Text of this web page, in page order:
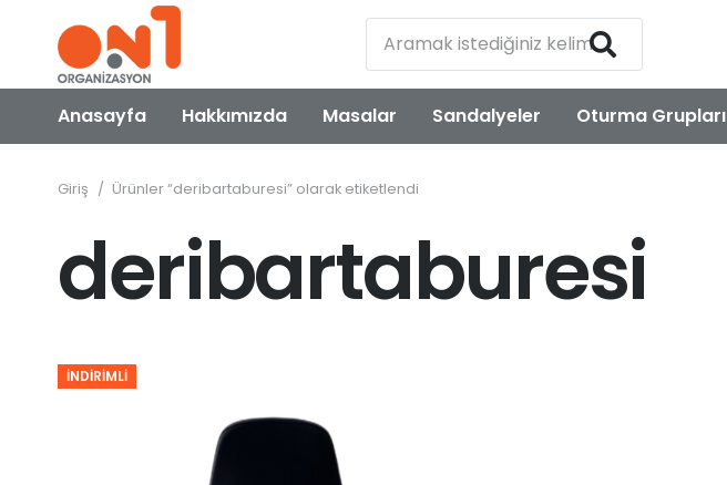
Anasayfa Hakkımızda Masalar Sandalyeler Oturma Grupları
Giriş / Ürünler “deribartaburesi” olarak etiketlendi
deribartaburesi
İNDIRIMLI